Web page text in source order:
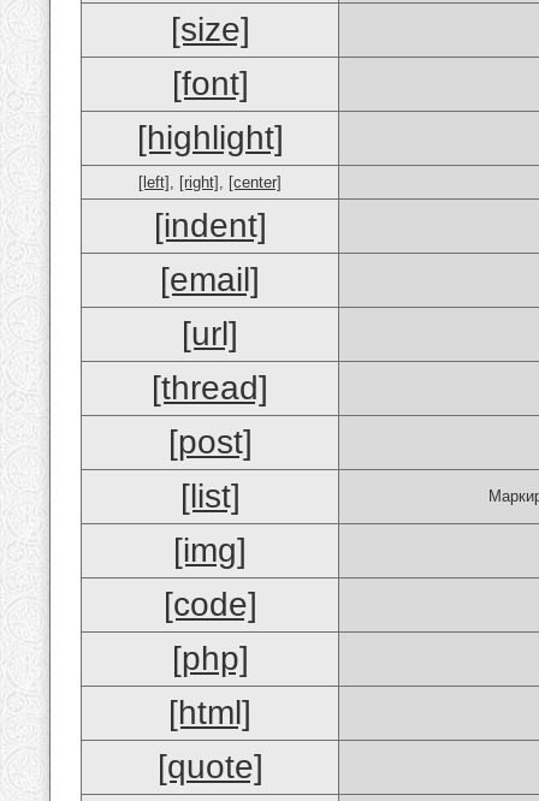
[size]
[font]
[highlight]
[left] , [right] , [center]
[indent]
[email]
[url]
[thread]
[post]
[list]
[img]
[code]
[php]
[html]
[quote]